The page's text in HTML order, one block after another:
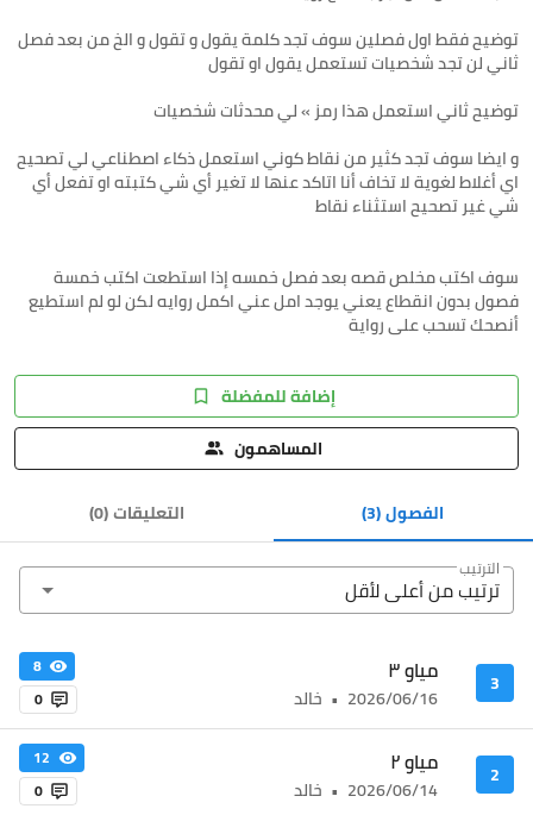
توضيح فقط اول فصلين سوف تجد كلمة يقول و تقول و الخ من بعد فصل
و ايضا سوف تجد كثير من نقاط كوني استعمل ذكاء اصطناعي لي تصحيح
اي أغلاط لغوية لا تخاف أنا اتاكد عنها لا تغير أي شي كتبته او تفعل أي
سوف اكتب مخلص قصه بعد فصل خمسه إذا استطعت اكتب خمسة
فصول بدون انقطاع يعني يوجد امل عني اكمل روايه لكن لو لم استطيع
أنصحك تسحب على رواية
إضافة للمفضلة
المساهمون
الفصول(3) التعليقات(
0
)
الترتيب
ترتيب من أعلى ﻷقل
3 مياو ٣
2026/06/16
• خالد
8
0
2 مياو ٢
2026/06/14
• خالد
12
0